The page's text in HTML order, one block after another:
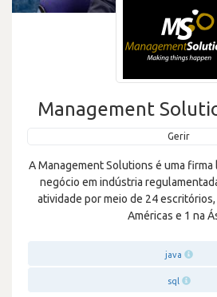
Management
Gerir
A Management Solutions é uma
negócio em indústria
atividade por meio de 24 escritórios,
Américas e 1 na
java
sql